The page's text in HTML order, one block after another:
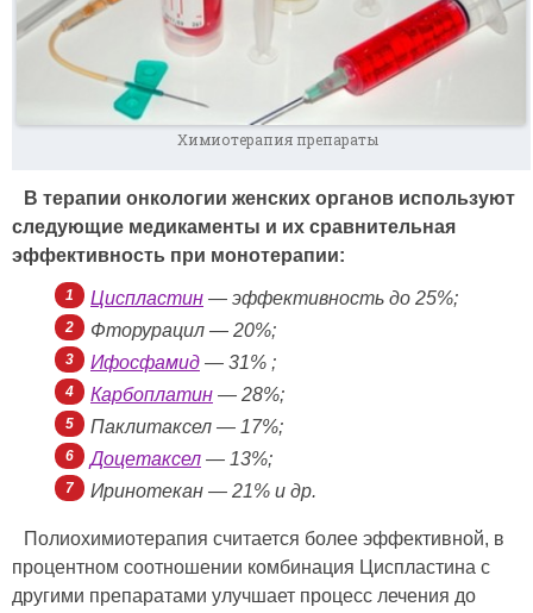
Химиотерапия препараты
В терапии онкологии женских органов используют
следующие медикаменты и их сравнительная
эффективность при монотерапии:
Циспластин — эффективность до 25%;
Фторурацил — 20%;
Ифосфамид — 31% ;
Карбоплатин — 28%;
Паклитаксел — 17%;
Доцетаксел — 13%;
Иринотекан — 21% и др.
Полиохимиотерапия считается более эффективной, в
процентном соотношении комбинация Циспластина с
другими препаратами улучшает процесс лечения до